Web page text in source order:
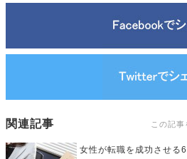
関連記事 この記
女性が転職を成功させる